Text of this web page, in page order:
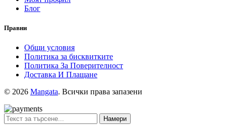
Блог
Правни
Общи условия
Политика за бисквитките
Политика За Поверителност
Доставка И Плащане
© 2026 Mangata. Всички права запазени
Намери